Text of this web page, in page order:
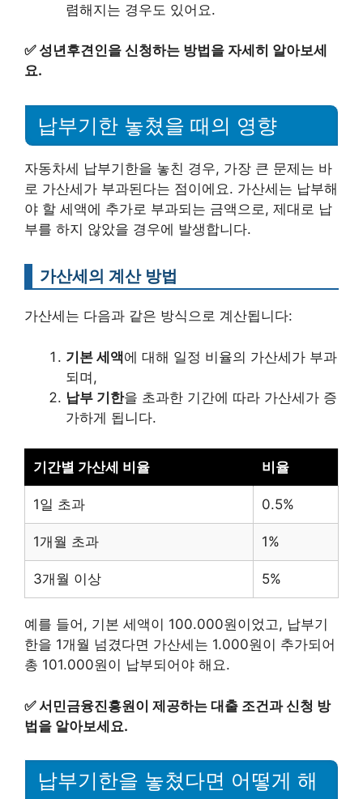
렴해지는 경우도 있어요.
✅성년후견인을 신청하는 방법을 자세히 알아보세
요.
납부기한 놓쳤을 때의 영향
자동차세 납부기한을 놓친 경우, 가장 큰 문제는 바
로 가산세가 부과된다는 점이에요. 가산세는 납부해
야 할 세액에 추가로 부과되는 금액으로, 제대로 납
부를 하지 않았을 경우에 발생합니다.
가산세의 계산 방법
가산세는 다음과 같은 방식으로 계산됩니다:
기본 세액에 대해 일정 비율의 가산세가 부과
되며,
납부 기한을 초과한 기간에 따라 가산세가 증
가하게 됩니다.
기간별 가산세 비율 비율
1일 초과 0.5%
1개월 초과 1%
3개월 이상 5%
예를 들어, 기본 세액이 100.000원이었고, 납부기
한을 1개월 넘겼다면 가산세는 1.000원이 추가되어
총 101.000원이 납부되어야 해요.
✅서민금융진흥원이 제공하는 대출 조건과 신청 방
법을 알아보세요.
납부기한을 놓쳤다면 어떻게 해